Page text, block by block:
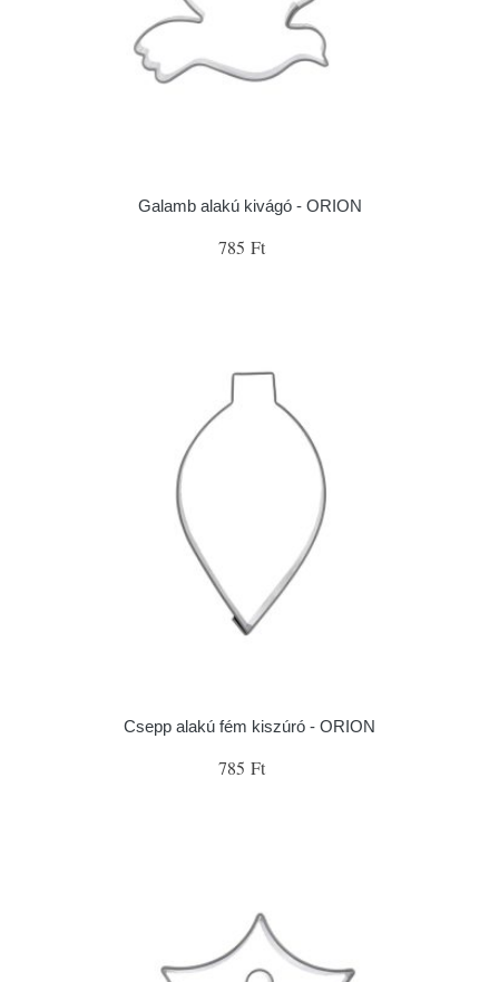
Galamb alakú kivágó - ORION
785 Ft
Csepp alakú fém kiszúró - ORION
785 Ft